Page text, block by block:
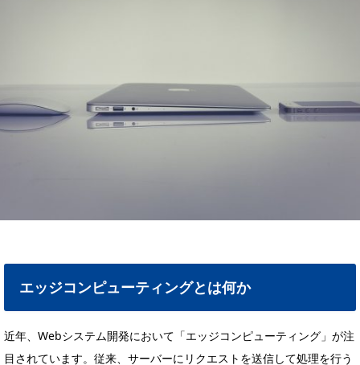
エッジコンピューティングとは何か
近年、Webシステム開発において「エッジコンピューティング」が注
目されています。従来、サーバーにリクエストを送信して処理を行う